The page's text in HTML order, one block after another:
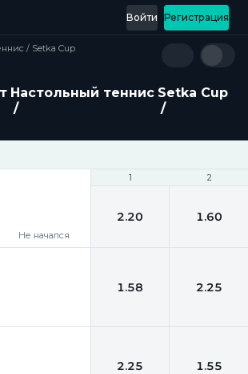
Регистрация
Войти
/ Setka Cup
Настольный теннис Setka Cup
1 2
Не начался
1 2
2.20 1.60
1.58 2.25
2.25 1.55